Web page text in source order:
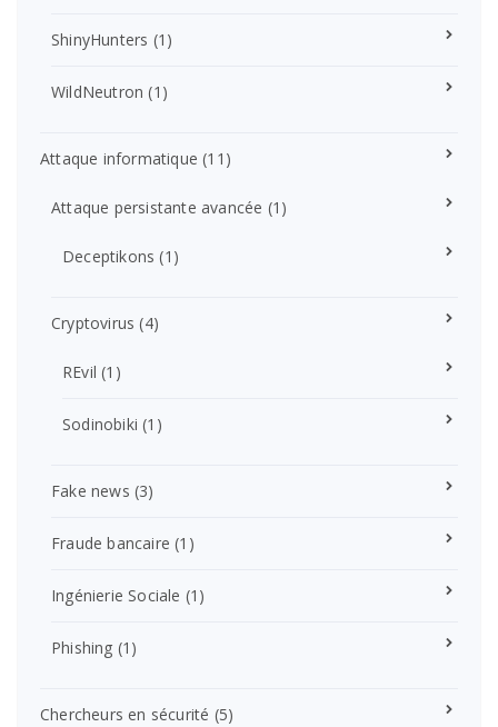
ShinyHunters (1)
WildNeutron (1)
Attaque informatique (11)
Attaque persistante avancée (1)
Deceptikons (1)
Cryptovirus (4)
REvil (1)
Sodinobiki (1)
Fake news (3)
Fraude bancaire (1)
Ingénierie Sociale (1)
Phishing (1)
Chercheurs en sécurité (5)